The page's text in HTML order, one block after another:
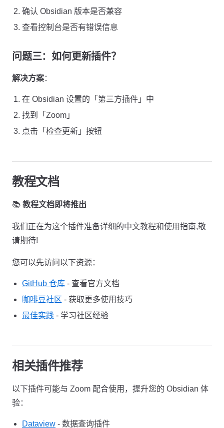
确认 Obsidian 版本是否兼容
查看控制台是否有错误信息
问题三：如何更新插件？
解决方案：
在 Obsidian 设置的「第三方插件」中
找到「Zoom」
点击「检查更新」按钮
教程文档
📚 教程文档即将推出
我们正在为这个插件准备详细的中文教程和使用指南,敬
请期待!
您可以先访问以下资源：
GitHub 仓库 - 查看官方文档
咖啡豆社区 - 获取更多使用技巧
最佳实践 - 学习社区经验
相关插件推荐
以下插件可能与 Zoom 配合使用，提升您的 Obsidian 体
验：
Dataview - 数据查询插件